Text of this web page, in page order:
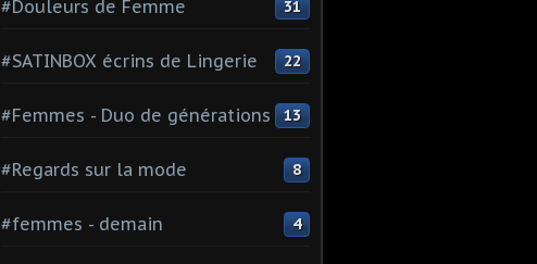
#Douleurs de Femme 31
#SATINBOX écrins de Lingerie 22
#Femmes - Duo de générations 13
#Regards sur la mode 8
#femmes - demain 4